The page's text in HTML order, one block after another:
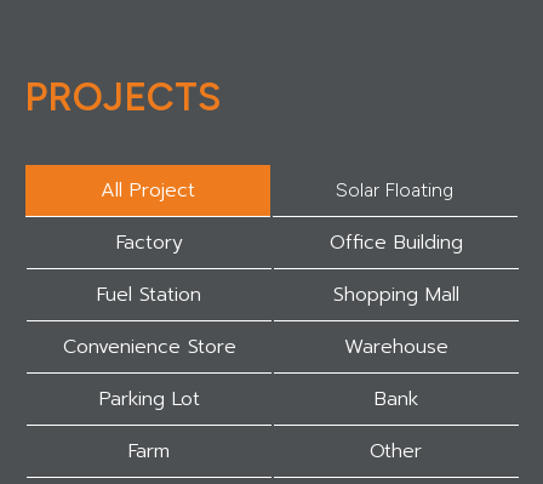
PROJECTS
All Project Solar Floating
Factory
Office Building
Fuel Station
Shopping Mall
Convenience Store
Warehouse
Parking Lot
Bank
Farm
Other